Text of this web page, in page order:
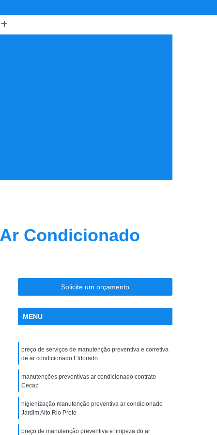
Ar Condicionado
Limpeza de Dutos com Robô
Maceno
Limpeza de Dutos de Exaustão
Industriais
Limpeza de Dutos Robotizada
e Controle para Ar Condicionado
Pmoc Ar Condicionado
Ar Condicionado São José do Rio Preto
Pmoc de Ar Condicionado
de Manutenção Operação e Controle
Condicionado
Solicite um orçamento
MENU
preço de serviços de manutenção preventiva e corretiva
de ar condicionado Eldorado
manutenções preventivas ar condicionado contrato
Cecap
higienização manutenção preventiva ar condicionado
Jardim Alto Rio Preto
preço de manutenção preventiva e limpeza do ar